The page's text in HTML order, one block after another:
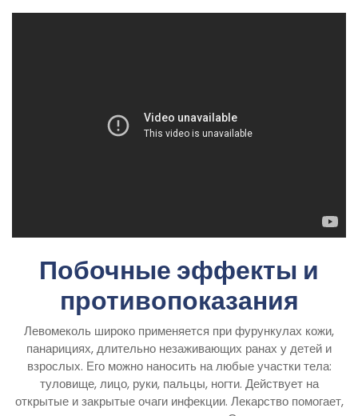
Побочные эффекты и
противопоказания
Левомеколь широко применяется при фурункулах кожи,
панарициях, длительно незаживающих ранах у детей и
взрослых. Его можно наносить на любые участки тела:
туловище, лицо, руки, пальцы, ногти. Действует на
открытые и закрытые очаги инфекции. Лекарство помогает,